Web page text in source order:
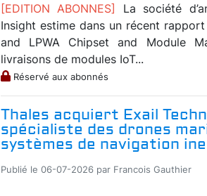
[EDITION ABONNES] La société
Insight estime dans un récent
and LPWA Chipset and Module
livraisons de modules IoT...
Réservé aux abonnés
Thales acquiert Exail
spécialiste des drones
systèmes de navigation
Publié le 06-07-2026 par Francois Gauthier